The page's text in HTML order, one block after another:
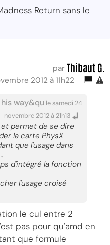
Return sans le
par Thibaut G.
2012 à 11h22
way&qu le samedi 24
novembre 2012 à 21h13
permet de se dire
la carte PhysX
que l'usage dans
d'intégré la fonction
l'usage croisé
le cul entre 2
pas pour qu'amd en
que formule